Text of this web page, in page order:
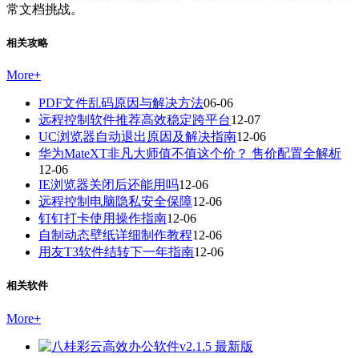
常文档挑战。
相关攻略
More+
PDF文件乱码原因与解决方法06-06
远程控制软件推荐高效稳定跨平台12-07
UC浏览器自动退出原因及解决指南12-06
华为MateXT非凡大师值不值这个价？ 售价配置全解析
12-06
IE浏览器关闭后还能用吗12-06
远程控制电脑隐私安全保障12-06
钉钉打卡使用操作指南12-06
自制动态壁纸详细制作教程12-06
用友T3软件结转下一年指南12-06
相关软件
More+